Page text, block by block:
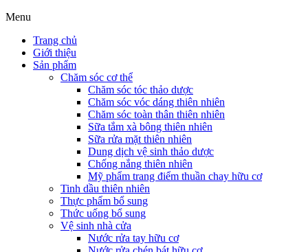
Menu
Trang chủ
Giới thiệu
Sản phẩm
Chăm sóc cơ thể
Chăm sóc tóc thảo dược
Chăm sóc vóc dáng thiên nhiên
Chăm sóc toàn thân thiên nhiên
Sữa tắm xà bông thiên nhiên
Sữa rửa mặt thiên nhiên
Dung dịch vệ sinh thảo dược
Chống nắng thiên nhiên
Mỹ phẩm trang điểm thuần chay hữu cơ
Tinh dầu thiên nhiên
Thực phẩm bổ sung
Thức uống bổ sung
Vệ sinh nhà cửa
Nước rửa tay hữu cơ